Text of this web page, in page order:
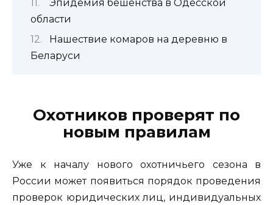
Эпидемия бешенства в Одесской
области
Нашествие комаров на деревню в
Беларуси
Охотников проверят по
новым правилам
Уже к началу нового охотничьего сезона в
России может появиться порядок проведения
проверок юридических лиц, индивидуальных